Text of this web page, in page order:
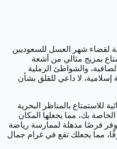
لقضاء شهر العسل للسعوديين
بمزيج مثالي من أشعة
والشواطئ الرملية
إسلامية، لا داعي للقلق بشأن
للاستمتاع بالمناظر البحرية
بك، مما يجعلها المكان
فرصًا مذهلة لممارسة رياضة
مما يجعلك تقع في غرام جمال